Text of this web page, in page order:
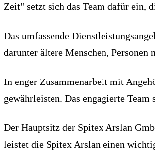
Zeit" setzt sich das Team dafür ein,
Das umfassende
darunter ältere Menschen, Personen
In enger Zusammenarbeit mit
gewährleisten. Das engagierte
Der Hauptsitz der Spitex Arslan
leistet die Spitex Arslan einen